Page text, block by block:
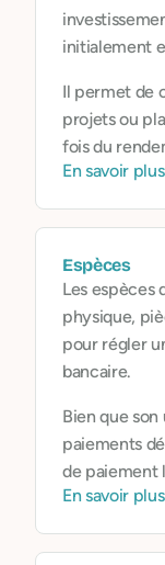
initialement
Il permet de
projets ou
fois du
En savoir plus
Espèces
Les espèces
physique,
pour régler
bancaire.
Bien que
paiements
de paiement
En savoir plus